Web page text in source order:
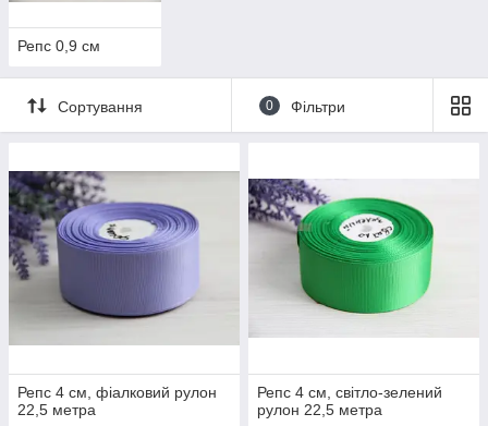
Репс 0,9 см
Сортування 0 Фільтри
Репс 4 см, фіалковий рулон
22,5 метра
Репс 4 см, світло-зелений
рулон 22,5 метра